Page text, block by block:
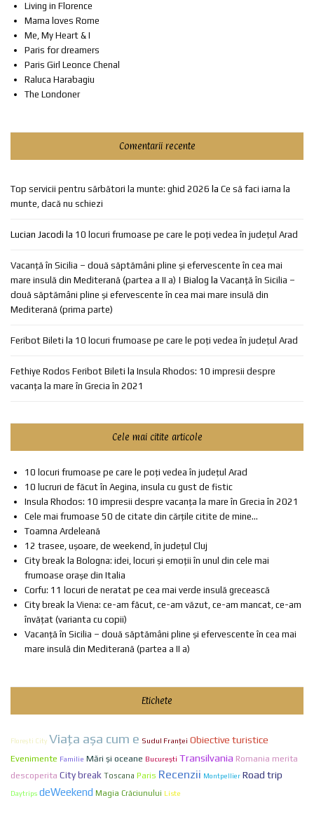
Living in Florence
Mama loves Rome
Me, My Heart & I
Paris for dreamers
Paris Girl Leonce Chenal
Raluca Harabagiu
The Londoner
Comentarii recente
Top servicii pentru sărbători la munte: ghid 2026 la Ce să faci iarna la
munte, dacă nu schiezi
Lucian Jacodi la 10 locuri frumoase pe care le poți vedea în județul Arad
Vacanță în Sicilia – două săptămâni pline și efervescente în cea mai
mare insulă din Mediterană (partea a II a) | Bialog la Vacanță în Sicilia –
două săptămâni pline și efervescente în cea mai mare insulă din
Mediterană (prima parte)
Feribot Bileti la 10 locuri frumoase pe care le poți vedea în județul Arad
Fethiye Rodos Feribot Bileti la Insula Rhodos: 10 impresii despre
vacanța la mare în Grecia în 2021
Cele mai citite articole
10 locuri frumoase pe care le poți vedea în județul Arad
10 lucruri de făcut în Aegina, insula cu gust de fistic
Insula Rhodos: 10 impresii despre vacanța la mare în Grecia în 2021
Cele mai frumoase 50 de citate din cărțile citite de mine...
Toamna Ardeleană
12 trasee, ușoare, de weekend, în județul Cluj
City break la Bologna: idei, locuri și emoții în unul din cele mai
frumoase orașe din Italia
Corfu: 11 locuri de neratat pe cea mai verde insulă grecească
City break la Viena: ce-am făcut, ce-am văzut, ce-am mancat, ce-am
învățat (varianta cu copii)
Vacanță în Sicilia – două săptămâni pline și efervescente în cea mai
mare insulă din Mediterană (partea a II a)
Etichete
Florești City Viaţa aşa cum e Sudul Franței Obiective turistice
Evenimente Familie Mări și oceane Bucureşti Transilvania Romania merita
descoperita City break Toscana Paris Recenzii Montpellier Road trip
Daytrips deWeekend Magia Crăciunului Liste